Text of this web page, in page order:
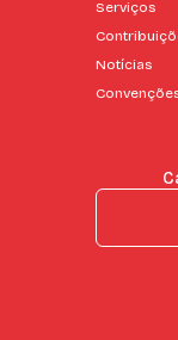
Serviços
Notícias